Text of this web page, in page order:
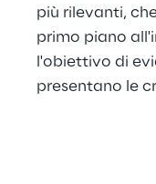
più rilevanti,
primo piano
l'obiettivo di
presentano le